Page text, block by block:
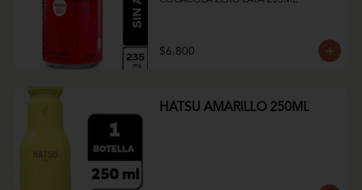
$6.800
HATSU AMARILLO 250ML